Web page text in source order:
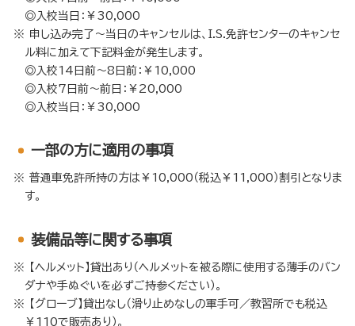
◎入校当日：￥30,000
申し込み完了～当日のキャンセルは、I.S.免許センターのキャンセ
ル料に加えて下記料金が発生します。
◎入校14日前～8日前：￥10,000
◎入校7日前～前日：￥20,000
◎入校当日：￥30,000
⼀部の方に適用の事項
普通車免許所持の方は￥10,000（税込￥11,000）割引となりま
す。
装備品等に関する事項
【ヘルメット】貸出あり（ヘルメットを被る際に使用する薄手のバン
ダナや手ぬぐいを必ずご持参ください）。
【グローブ】貸出なし（滑り止めなしの軍手可／教習所でも税込
￥110で販売あり）。